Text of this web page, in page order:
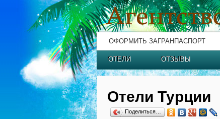
ОФОРМИТЬ ЗАГРАНПАСПОРТ
ОТЕЛИ ОТЗЫВЫ
Отели Турции
Поделиться…